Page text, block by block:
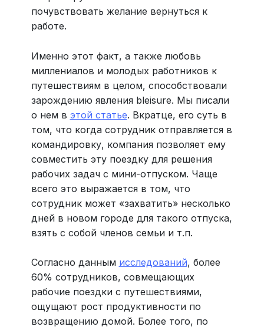
почувствовать желание вернуться к
работе.
Именно этот факт, а также любовь
миллениалов и молодых работников к
путешествиям в целом, способствовали
зарождению явления bleisure. Мы писали
о нем в этой статье. Вкратце, его суть в
том, что когда сотрудник отправляется в
командировку, компания позволяет ему
совместить эту поездку для решения
рабочих задач с мини-отпуском. Чаще
всего это выражается в том, что
сотрудник может «захватить» несколько
дней в новом городе для такого отпуска,
взять с собой членов семьи и т.п.
Согласно данным исследований, более
60% сотрудников, совмещающих
рабочие поездки с путешествиями,
ощущают рост продуктивности по
возвращению домой. Более того, по